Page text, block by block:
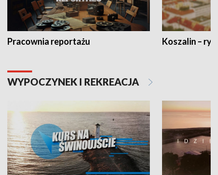
Pracownia reportażu Koszalin –
WYPOCZYNEK I REKREACJA